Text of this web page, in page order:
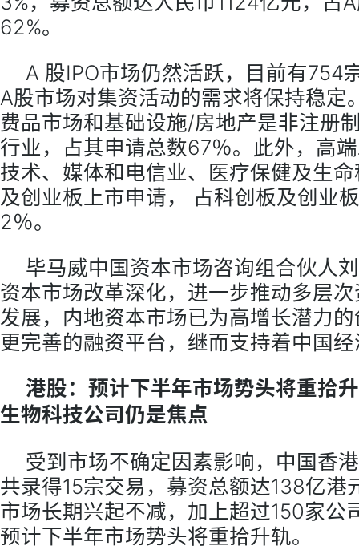
62%。
A 股IPO市场仍然活跃，目前有754
A股市场对集资活动的需求将保持稳定
费品市场和基础设施/房地产是非注册
行业，占其申请总数67％。此外，高
技术、媒体和电信业、医疗保健及生
及创业板上市申请， 占科创板及创业
2％。
毕马威中国资本市场咨询组合伙人
资本市场改革深化，进一步推动多层
发展，内地资本市场已为高增长潜力
更完善的融资平台，继而支持着中国
港股：预计下半年市场势头将重拾
生物科技公司仍是焦点
受到市场不确定因素影响，中国香
共录得15宗交易，募资总额达138亿港
市场长期兴起不减，加上超过150家公
预计下半年市场势头将重拾升轨。